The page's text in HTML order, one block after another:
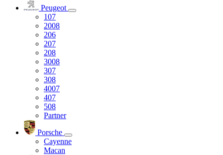
Peugeot
107
2008
206
207
208
3008
307
308
4007
407
508
Partner
Porsche
Cayenne
Macan